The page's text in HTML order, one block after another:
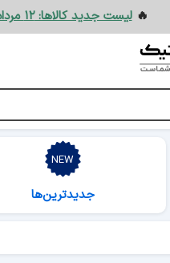
🔥لیست جدید کالاها: ۱۲ مرداد
جدیدترین‌ها